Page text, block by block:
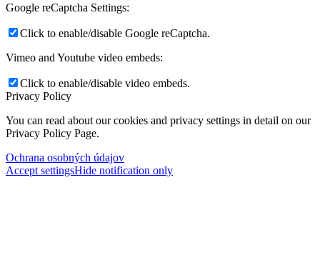
Google reCaptcha Settings:
Click to enable/disable Google reCaptcha.
Vimeo and Youtube video embeds:
Click to enable/disable video embeds.
Privacy Policy
You can read about our cookies and privacy settings in detail on our
Privacy Policy Page.
Ochrana osobných údajov
Accept settingsHide notification only